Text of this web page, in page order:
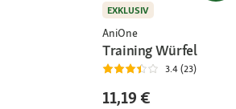
EXKLUSIV
AniOne
Training Würfel
3.4 (23)
11,19 €